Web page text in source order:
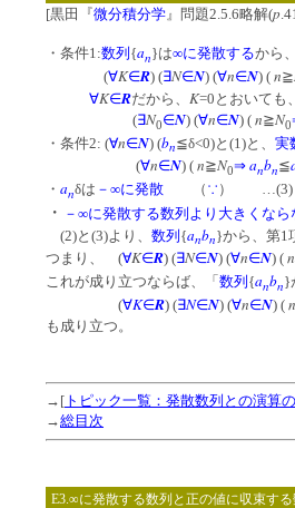
[黒田『微分積分学 』問題2.5.6略解(p
・条件1:数列 {an}は∞に発散するから、
(∀K∈R) (∃N∈N) (∀n∈N) ( n≧
∀K∈Rだから、 K=0とおいても
(∃N0∈N) (∀n∈N) ( n≧N0
・条件2: (∀n∈N) (bn≦δ<0)と(1)と、 実
(∀n∈N) ( n≧N0⇒ anbn≦
・ anδは －∞に発散 （ ∵ ）
・ －∞に発散する数列より大きくな
(2)と(3)より、 数列 {anbn}から、第1
つまり、 (∀K∈R) (∃N∈N) (∀n∈N) (
これが成り立つならば、「 数列 {anbn}
(∀K∈R) (∃N∈N) (∀n∈N) ( n
も成り立つ。
→[ トピック一覧：発散数列との演算
→総目次
E3.∞に発散する数列と正の値に収束す